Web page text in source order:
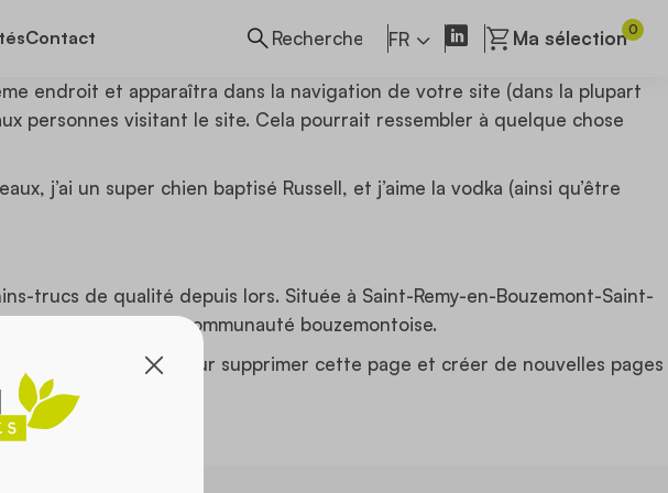
Contact FR Ma sélection0
endroit et apparaîtra dans la navigation de votre site (dans la plupart
personnes visitant le site. Cela pourrait ressembler à quelque chose
j’ai un super chien baptisé Russell, et j’aime la vodka (ainsi qu’être
trucs de qualité depuis lors. Située à Saint-Remy-en-Bouzemont-Saint-
supers pour la communauté bouzemontoise.
tableau de bord
pour supprimer cette page et créer de nouvelles pages